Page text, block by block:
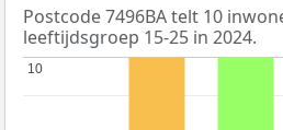
Postcode 7496BA telt 10
leeftijdsgroep 15-25 in 2024.
10
10